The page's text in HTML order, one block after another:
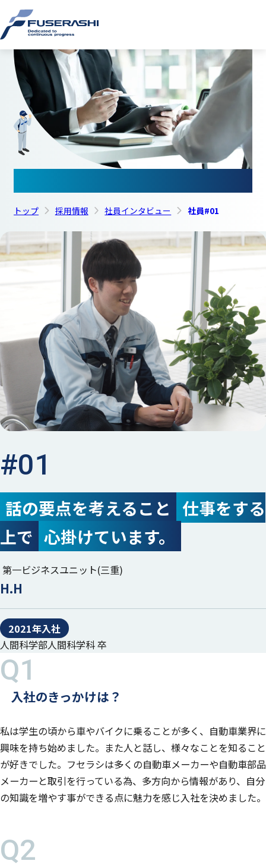
トップ 採用情報 社員インタビュー 社員#01
#01
話の要点を考えること 仕事をする
上で 心掛けています。
第一ビジネスユニット(三重)
H.H
2021年入社
人間科学部人間科学科 卒
入社のきっかけは？
私は学生の頃から車やバイクに乗ることが多く、自動車業界に
興味を持ち始めました。また人と話し、様々なことを知ること
が好きでした。フセラシは多くの自動車メーカーや自動車部品
メーカーと取引を行っている為、多方向から情報があり、自分
の知識を増やす事ができる点に魅力を感じ入社を決めました。